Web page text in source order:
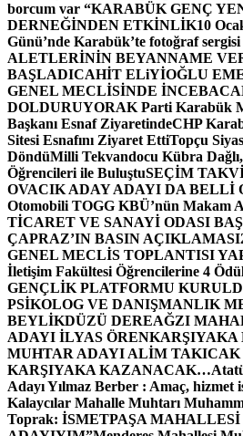
borcum var “KARABÜK GENÇ
DERNEĞİNDEN ETKİNLİK10
Günü’nde Karabük’te fotoğraf sergisi
ALETLERİNİN BEYANNAME
BAŞLADICAHİT ELiYİOĞLU
GENEL MECLİSİNDE
DOLDURUYORAK Parti Karabük
Başkanı Esnaf ZiyaretindeCHP
Sitesi Esnafını Ziyaret EttiTopçu
DöndüMilli Tekvandocu Kübra
Öğrencileri ile BuluştuSEÇİM
OVACIK ADAY ADAYI DA BELLİ
Otomobili TOGG KBÜ’nün Makam
TİCARET VE SANAYİ ODASI
ÇAPRAZ’IN BASIN AÇIKLAMASI
GENEL MECLİS TOPLANTISI
İletişim Fakültesi Öğrencilerine 4
GENÇLİK PLATFORMU
PSİKOLOG VE DANIŞMANLIK
BEYLİKDÜZÜ DEREAĞZI
ADAYI İLYAS ÖRENKARŞIYAKA
MUHTAR ADAYI ALİM
KARŞIYAKA KAZANACAK…
Adayı Yılmaz Berber : Amaç,
Kalaycılar Mahalle Muhtarı
Toprak: İSMETPAŞA